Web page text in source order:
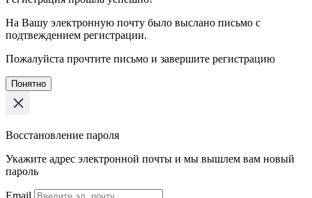
На Вашу электронную почту было выслано письмо с
подтвеждением регистрации.
Пожалуйста прочтите письмо и завершите регистрацию
Понятно
Восстановление пароля
Укажите адрес электронной почты и мы вышлем вам новый
пароль